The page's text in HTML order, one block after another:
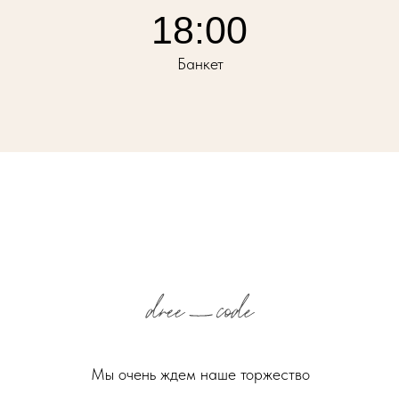
Банкет
18:00
Мы очень ждем наше торжество